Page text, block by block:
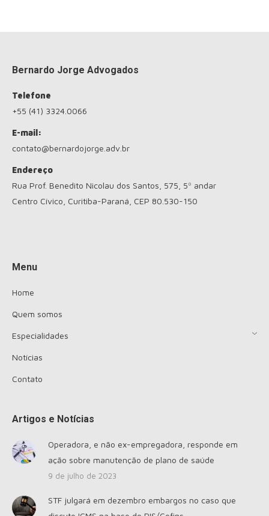
Bernardo Jorge Advogados
Telefone
+55 (41) 3324.0066
E-mail:
contato@bernardojorge.adv.br
Endereço
Rua Prof. Benedito Nicolau dos Santos, 575, 5º andar
Centro Cívico, Curitiba-Paraná, CEP 80.530-150
Menu
Home
Quem somos
Especialidades
Notícias
Contato
Artigos e Notícias
Operadora, e não ex-empregadora, responde em
ação sobre manutenção de plano de saúde
9 de julho de 2023
STF julgará em dezembro embargos no caso que